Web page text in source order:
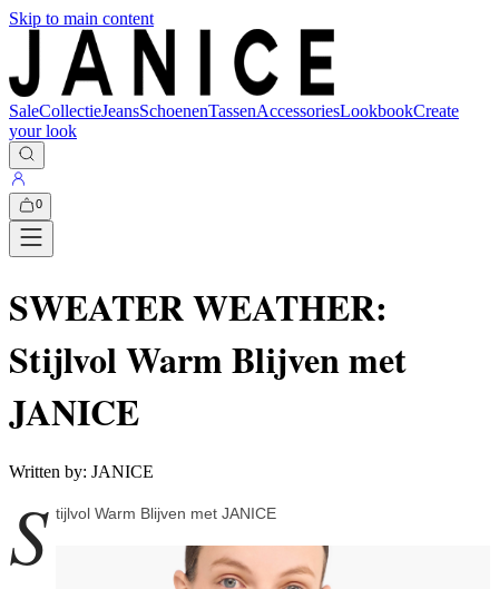
Skip to main content
SaleCollectieJeansSchoenenTassenAccessoriesLookbookCreate
your look
0
SWEATER WEATHER:
Stijlvol Warm Blijven met
JANICE
Written by: JANICE
S tijlvol Warm Blijven met JANICE